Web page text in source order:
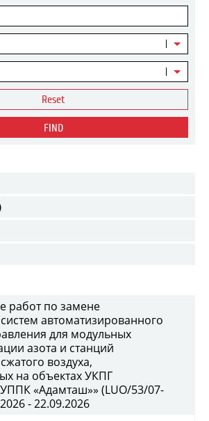
Reset
FIND
работ по замене
автоматизированного
для модульных
азота и станций
воздуха,
на объектах УКПГ
«Адамташ»» (LUO/53/07-
- 22.09.2026